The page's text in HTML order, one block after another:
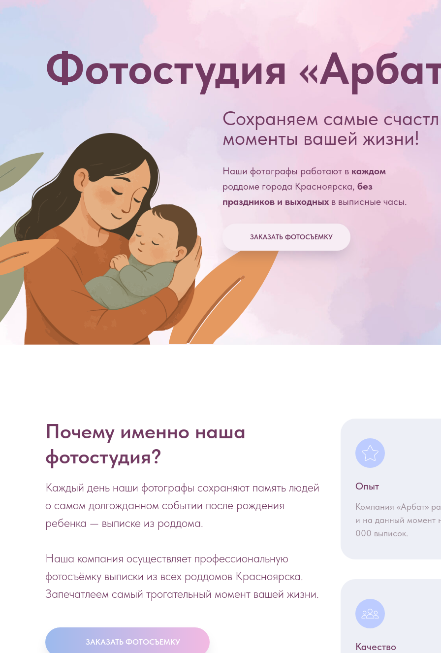
ЗАКАЗАТЬ ФОТОСЪЕМКУ
Фотостудия
Сохраняем самые
моменты вашей жизни!
Наши фотографы работают в каждом
роддоме города Красноярска, без
праздников и выходных в выписные часы.
Почему именно наша
фотостудия?
Каждый день наши фотографы сохраняют память людей
о самом долгожданном событии после рождения
ребенка — выписке из роддома.
Наша компания осуществляет профессиональную
фотосъёмку выписки из всех роддомов Красноярска.
Запечатлеем самый трогательный момент вашей жизни.
ЗАКАЗАТЬ ФОТОСЪЕМКУ
Опыт
Компания «Арбат»
и на данный момент
000 выписок.
Качество